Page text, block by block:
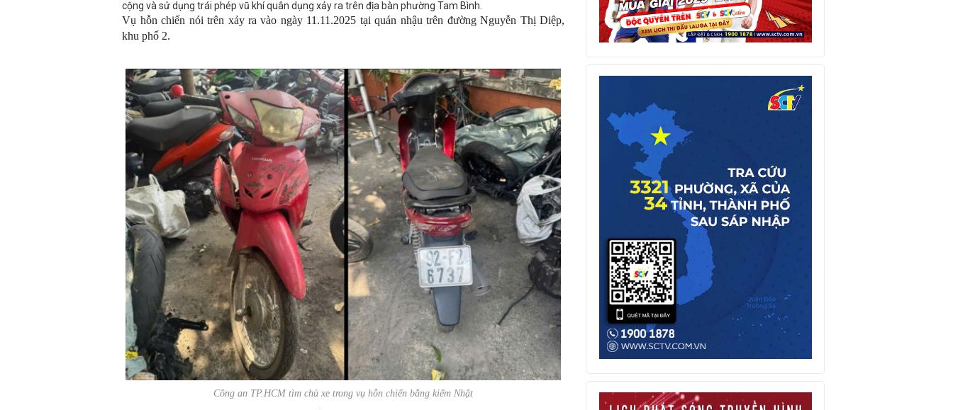
cộng và sử dụng trái phép vũ khí quân dụng xảy ra trên địa bàn phường Tam Bình.
Vụ hỗn chiến nói trên xảy ra vào ngày 11.11.2025 tại quán nhậu trên đường Nguyễn Thị Diệp,
khu phố 2.
Công an TP.HCM tìm chủ xe trong vụ hỗn chiến bằng kiếm Nhật